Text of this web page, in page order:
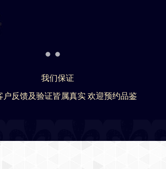
我们保证
户反馈及验证皆属真实 欢迎预约品鉴